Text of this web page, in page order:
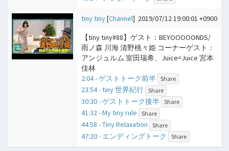
tiny tiny[Channel] 2019/07/12 19:00:01 +0900
【tiny tiny#88】ゲスト：BEYOOOOONDS/
雨ノ森 川海 清野桃々姫 コーナーゲスト：
アンジュルム 室田瑞希、Juice=Juice 宮本
佳林
2:04 - ゲストトーク前半 Share
23:54 - tiny 世界紀行 Share
30:30 - ゲストトーク後半 Share
41:32 - My tiny rule Share
44:58 - Tiny Relaxation Share
47:20 - エンディングトーク Share